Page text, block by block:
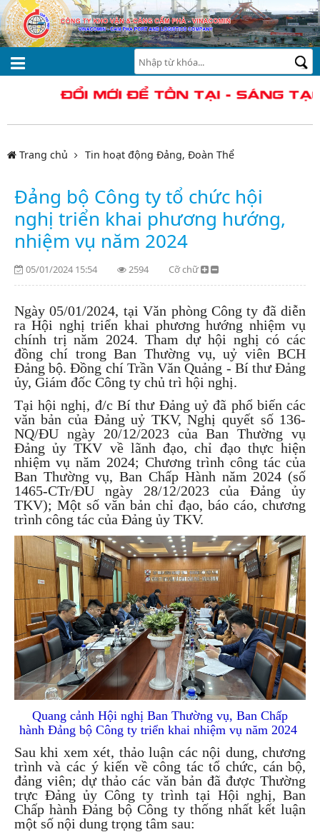
Trang chủ Tin hoạt động Đảng, Đoàn Thể
Đảng bộ Công ty tổ chức hội
nghị triển khai phương hướng,
nhiệm vụ năm 2024
05/01/2024 15:54 2594 Cỡ chữ
Ngày 05/01/2024, tại Văn phòng Công ty đã diễn
ra Hội nghị triển khai phương hướng nhiệm vụ
chính trị năm 2024. Tham dự hội nghị có các
đồng chí trong Ban Thường vụ, uỷ viên BCH
Đảng bộ. Đồng chí Trần Văn Quảng - Bí thư Đảng
ủy, Giám đốc Công ty chủ trì hội nghị.
Tại hội nghị, đ/c Bí thư Đảng uỷ đã phổ biến các
văn bản của Đảng uỷ TKV, Nghị quyết số 136-
NQ/ĐU ngày 20/12/2023 của Ban Thường vụ
Đảng ủy TKV về lãnh đạo, chỉ đạo thực hiện
nhiệm vụ năm 2024; Chương trình công tác của
Ban Thường vụ, Ban Chấp Hành năm 2024 (số
1465-CTr/ĐU ngày 28/12/2023 của Đảng ủy
TKV); Một số văn bản chỉ đạo, báo cáo, chương
trình công tác của Đảng ủy TKV.
Quang cảnh Hội nghị Ban Thường vụ, Ban Chấp
hành Đảng bộ Công ty triển khai nhiệm vụ năm 2024
Sau khi xem xét, thảo luận các nội dung, chương
trình và các ý kiến về công tác tổ chức, cán bộ,
đảng viên; dự thảo các văn bản đã được Thường
trực Đảng ủy Công ty trình tại Hội nghị, Ban
Chấp hành Đảng bộ Công ty thống nhất kết luận
một số nội dung trọng tâm sau: